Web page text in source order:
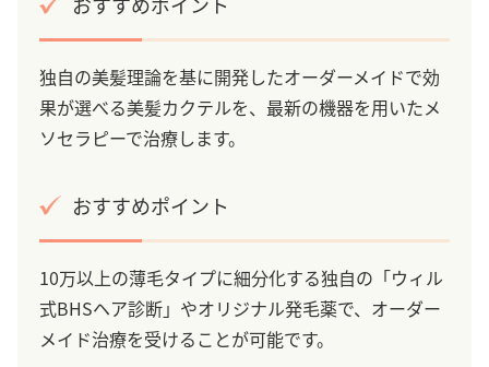
独自の美髪理論を基に開発したオーダーメイドで効
果が選べる美髪カクテルを、最新の機器を用いたメ
ソセラピーで治療します。
おすすめポイント
10万以上の薄毛タイプに細分化する独自の「ウィル
式BHSヘア診断」やオリジナル発毛薬で、オーダー
メイド治療を受けることが可能です。